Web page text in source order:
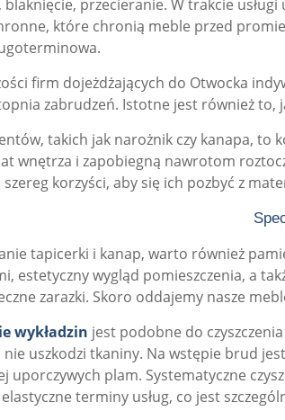
blaknięcie, przecieranie. W trakcie
które chronią meble przed
firm dojeżdżających do Otwocka
zabrudzeń. Istotne jest również
takich jak narożnik czy kanapa, to
wnętrza i zapobiegną nawrotom
korzyści, aby się ich pozbyć z
tapicerki i kanap, warto również
estetyczny wygląd pomieszczenia, a
zarazki. Skoro oddajemy nasze
wykładzin jest podobne do
uszkodzi tkaniny. Na wstępie brud
uporczywych plam. Systematyczne
terminy usług, co jest